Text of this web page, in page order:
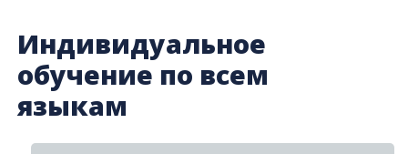
Индивидуальное
обучение по всем
языкам